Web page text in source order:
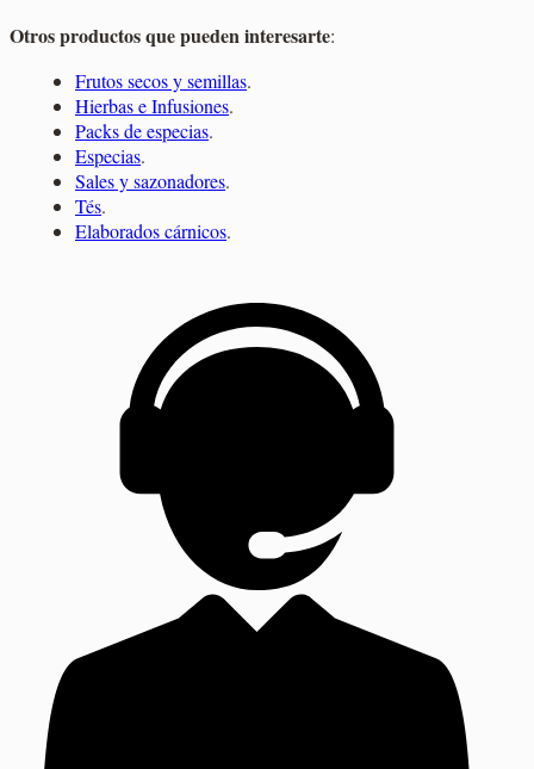
Otros productos que pueden interesarte:
Frutos secos y semillas.
Hierbas e Infusiones.
Packs de especias.
Especias.
Sales y sazonadores.
Tés.
Elaborados cárnicos.